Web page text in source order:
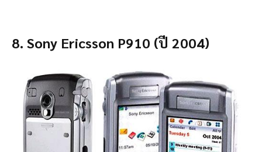
8. Sony Ericsson P910 (ปี 2004)